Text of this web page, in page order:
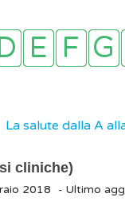
La salute dalla A
cliniche)
2018 - Ultimo